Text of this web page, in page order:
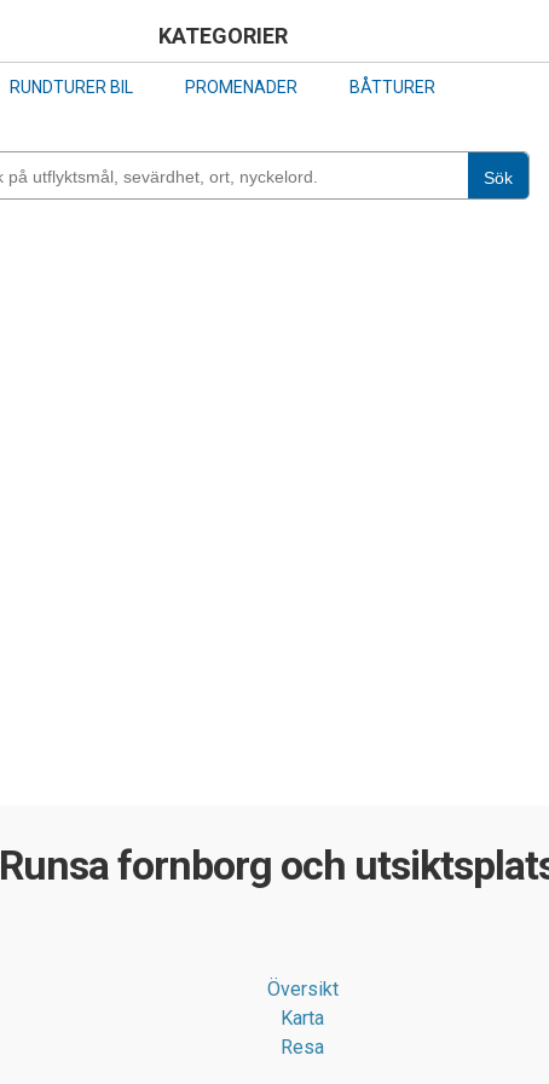
to
main
KATEGORIER
RUNDTURER BIL PROMENADER BÅTTURER
Sök
Runsa fornborg och
Översikt
Karta
Resa